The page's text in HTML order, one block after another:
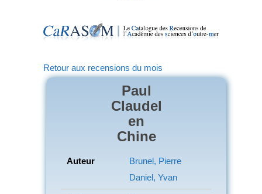
Retour aux recensions du mois
Paul
Claudel
en
Chine
Auteur
Brunel, Pierre
Daniel, Yvan